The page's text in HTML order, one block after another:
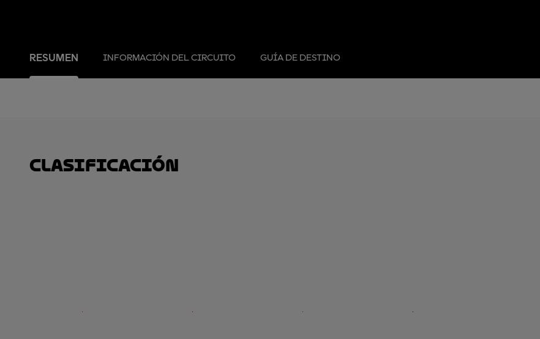
RESUMEN INFORMACIÓN DEL CIRCUITO GUÍA DE DESTINO
clasificación